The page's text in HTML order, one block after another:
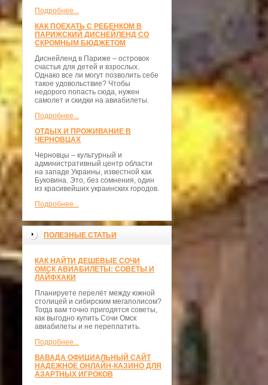
Подробнее...
КАК ПОЕХАТЬ С РЕБЕНКОМ В
ПАРИЖСКИЙ ДИСНЕЙЛЕНД СО
СКРОМНЫМ БЮДЖЕТОМ
Диснейленд в Париже – островок
счастья для детей и взрослых.
Однако все ли могут позволить себе
такое удовольствие? Чтобы
недорого попасть сюда, нужен
самолет и скидки на авиабилеты.
Подробнее...
ОТДЫХ И ПРОЖИВАНИЕ В
ЧЕРНОВЦАХ
Черновцы – культурный и
административный центр области
на западе Украины, известной как
Буковина. Это, без сомнения, один
из красивейших украинских городов.
Подробнее...
ПОЛЕЗНЫЕ СТАТЬИ
КАК НАЙТИ ДЕШЕВЫЕ СОЧИ
ОМСК АВИАБИЛЕТЫ: СОВЕТЫ И
ЛАЙФХАКИ
Планируете перелёт между южной
столицей и сибирским мегаполисом?
Тогда вам точно пригодятся советы,
как выгодно купить Сочи Омск
авиабилеты и не переплатить.
Подробнее...
ВАВАДА ОФИЦИАЛЬНЫЙ САЙТ
НАДЕЖНОЕ ОНЛАЙН-КАЗИНО ДЛЯ
АЗАРТНЫХ ИГРОКОВ